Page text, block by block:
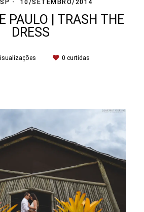
10/SETEMBRO/2014
PAULO | TRASH THE
DRESS
0 curtidas